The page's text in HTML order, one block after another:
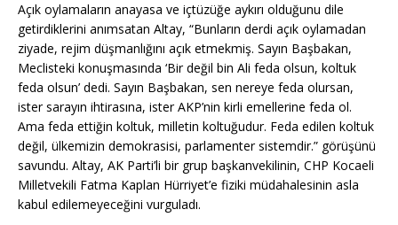
Açık oylamaların anayasa ve içtüzüğe aykırı olduğunu dile
getirdiklerini anımsatan Altay, “Bunların derdi açık oylamadan
ziyade, rejim düşmanlığını açık etmekmiş. Sayın Başbakan,
Meclisteki konuşmasında ‘Bir değil bin Ali feda olsun, koltuk
feda olsun’ dedi. Sayın Başbakan, sen nereye feda olursan,
ister sarayın ihtirasına, ister AKP’nin kirli emellerine feda ol.
Ama feda ettiğin koltuk, milletin koltuğudur. Feda edilen koltuk
değil, ülkemizin demokrasisi, parlamenter sistemdir.” görüşünü
savundu. Altay, AK Parti’li bir grup başkanvekilinin, CHP Kocaeli
Milletvekili Fatma Kaplan Hürriyet’e fiziki müdahalesinin asla
kabul edilemeyeceğini vurguladı.